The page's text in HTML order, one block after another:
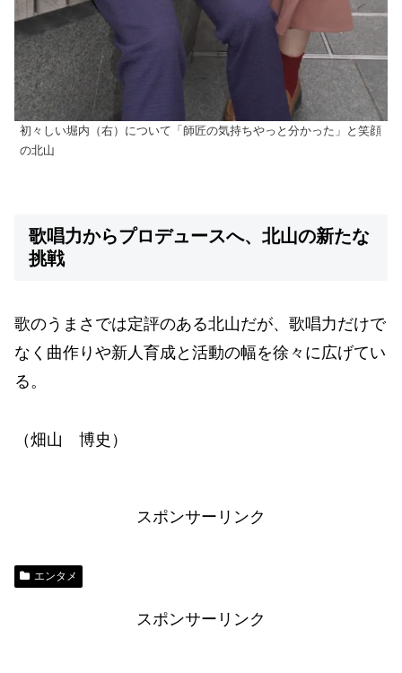
初々しい堀内（右）について「師匠の気持ちやっと分かった」と笑顔
の北山
歌唱力からプロデュースへ、北山の新たな
挑戦
歌のうまさでは定評のある北山だが、歌唱力だけで
なく曲作りや新人育成と活動の幅を徐々に広げてい
る。
（畑山 博史）
スポンサーリンク
エンタメ
スポンサーリンク